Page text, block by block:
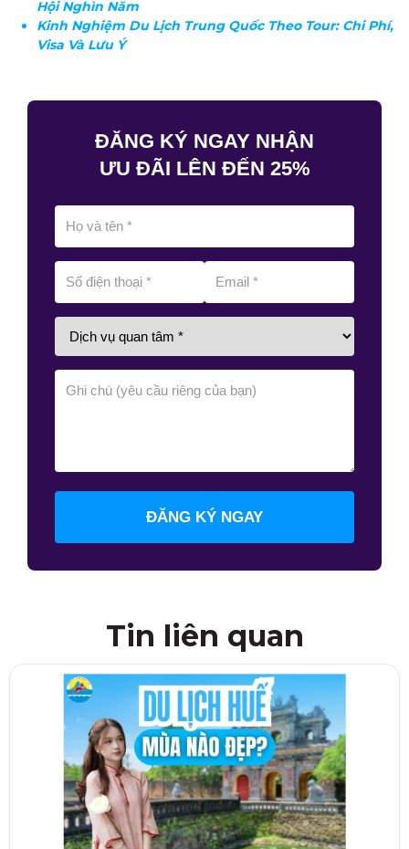
Hội Nghìn Năm
Kinh Nghiệm Du Lịch Trung Quốc Theo Tour​: Chi Phí,
Visa Và Lưu Ý
ĐĂNG KÝ NGAY NHẬN
ƯU ĐÃI LÊN ĐẾN 25%
ĐĂNG KÝ NGAY
Tin liên quan